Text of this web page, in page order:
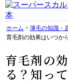
ホーム >薄毛の知識・
育毛剤の効果はいつか
育毛剤の
る？知っ